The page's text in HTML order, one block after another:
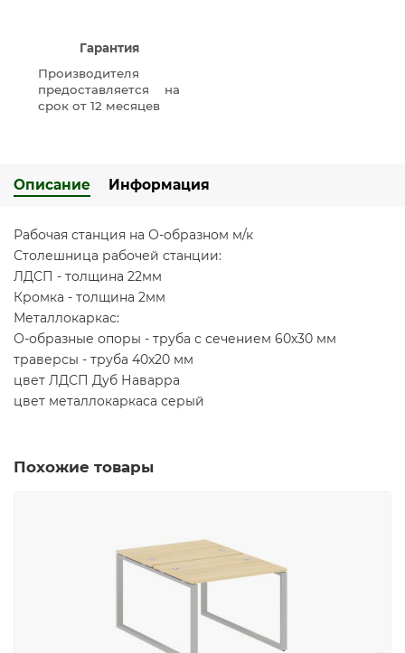
Гарантия
Производителя
предоставляется на
срок от 12 месяцев
Описание Информация
Рабочая станция на О-образном м/к
Столешница рабочей станции:
ЛДСП - толщина 22мм
Кромка - толщина 2мм
Металлокаркас:
О-образные опоры - труба с сечением 60х30 мм
траверсы - труба 40х20 мм
цвет ЛДСП Дуб Наварра
цвет металлокаркаса серый
Похожие товары